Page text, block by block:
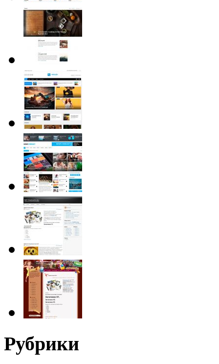
Рубрики